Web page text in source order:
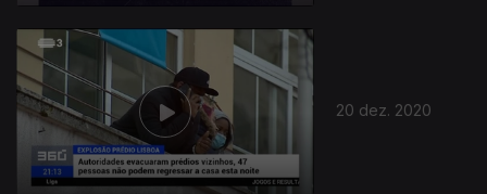
20 dez. 2020